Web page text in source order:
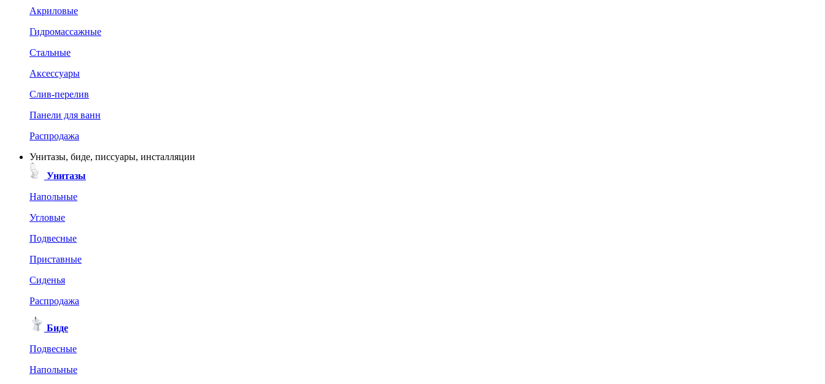
Акриловые
Гидромассажные
Стальные
Аксессуары
Слив-перелив
Панели для ванн
Распродажа
Унитазы, биде, писсуары, инсталляции
Унитазы
Напольные
Угловые
Подвесные
Приставные
Сиденья
Распродажа
Биде
Подвесные
Напольные